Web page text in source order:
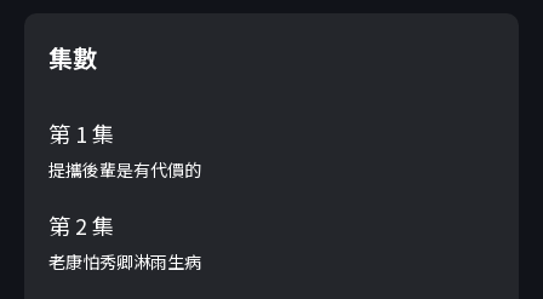
集數
第 1 集
提攜後輩是有代價的
第 2 集
老康怕秀卿淋雨生病